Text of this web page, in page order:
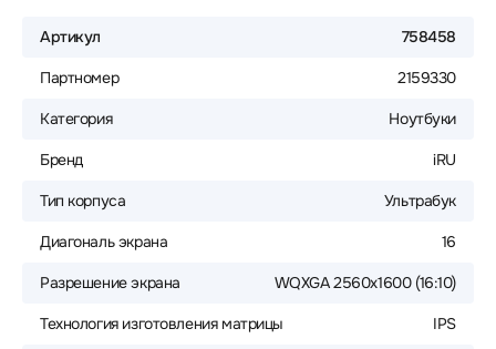
Артикул 758458
Партномер 2159330
Категория Ноутбуки
Бренд iRU
Тип корпуса Ультрабук
Диагональ экрана 16
Разрешение экрана WQXGA 2560x1600 (16:10)
Технология изготовления матрицы IPS